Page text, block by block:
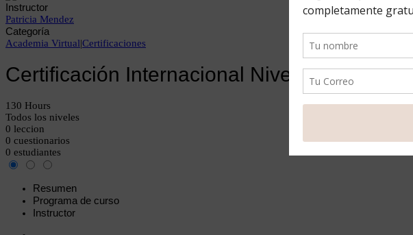
Instructor
Patricia Mendez
Categoría
Academia Virtual|Certificaciones
Certificación Internacional Nivel Trainer PNL
130 Hours
Todos los niveles
0 leccion
0 cuestionarios
0 estudiantes
Resumen
Programa de curso
Instructor